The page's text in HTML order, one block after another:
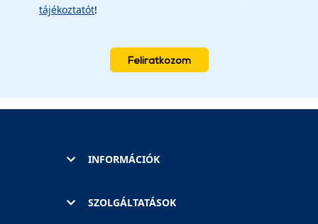
tájékoztatót!
Feliratkozom
INFORMÁCIÓK
SZOLGÁLTATÁSOK